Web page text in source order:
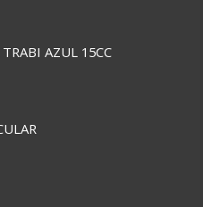
AZUL 15CC